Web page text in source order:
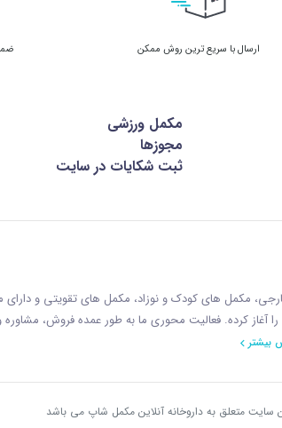
ارسال با سریع ترین روش ممکن
مکمل ورزشی
مجوزها
ثبت شکایات در سایت
مکمل های کودک و نوزاد، مکمل های تقویتی و
در فروش، فعاليت خود را آغاز کرده. فعاليت محوری ما به طور عمده فروش،
بیشتر
سایت متعلق به داروخانه آنلاین مکمل شاپ می باشد